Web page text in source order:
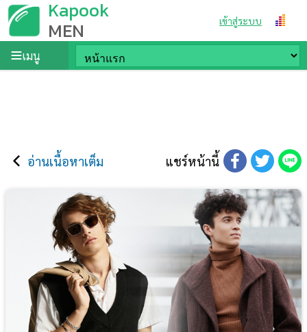
Kapook
MEN เข้าสู่ระบบ
เมนู
อ่านเนื้อหาเต็ม แชร์หน้านี้